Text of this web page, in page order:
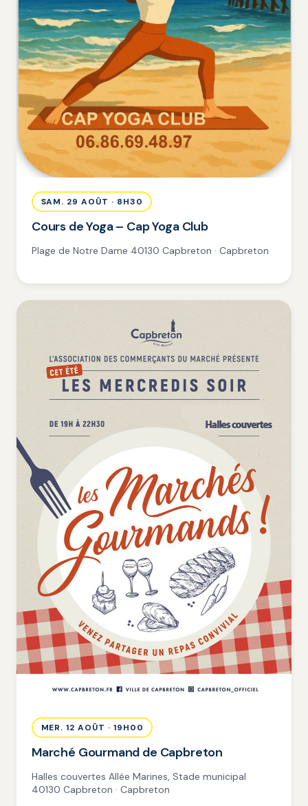
SAM. 29 AOÛT · 8H30
Cours de Yoga – Cap Yoga Club
Plage de Notre Dame 40130 Capbreton · Capbreton
MER. 12 AOÛT · 19H00
Marché Gourmand de Capbreton
Halles couvertes Allée Marines, Stade municipal
40130 Capbreton · Capbreton